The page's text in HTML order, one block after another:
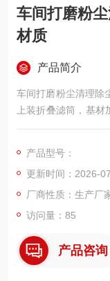
车间打磨粉
材质
产品简介
车间打磨粉尘清理除
上装折叠滤筒，基
针对五金、铝材、不
嵌灰，脉冲反吹清
适配各类打磨脉冲除
尘超低排放要求。
产品型号：
更新时间：2026-
厂商性质：生产厂
访问量：85
产品咨询